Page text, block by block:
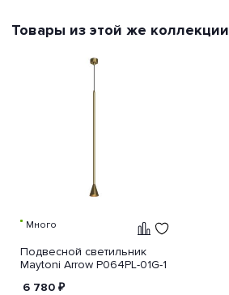
Товары из этой же коллекции
Много
Подвесной светильник
Maytoni Arrow P064PL-01G-1
6 780 ₽